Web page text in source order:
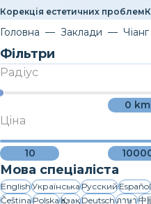
Корекція естетичних проблем
Головна Заклади
Фільтри
Радіус
0 km
Ціна
10
Мова спеціаліста
EnglishУкраїнськаРусскийEspañol
ČeštinaPolskaҚазақDeutschภาษา中